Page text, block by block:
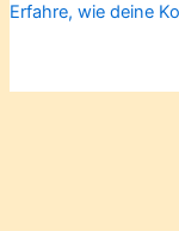
Erfahre, wie deine